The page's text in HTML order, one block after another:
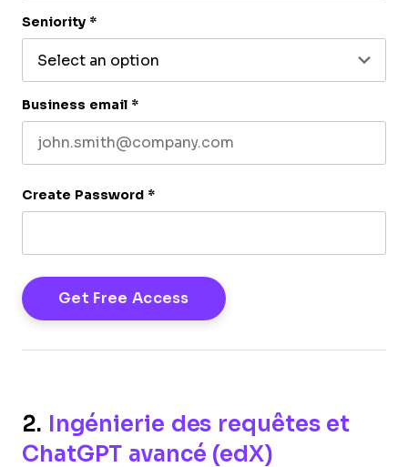
Seniority *
Business email *
Create Password *
2.
Ingénierie des requêtes et
ChatGPT avancé (edX)